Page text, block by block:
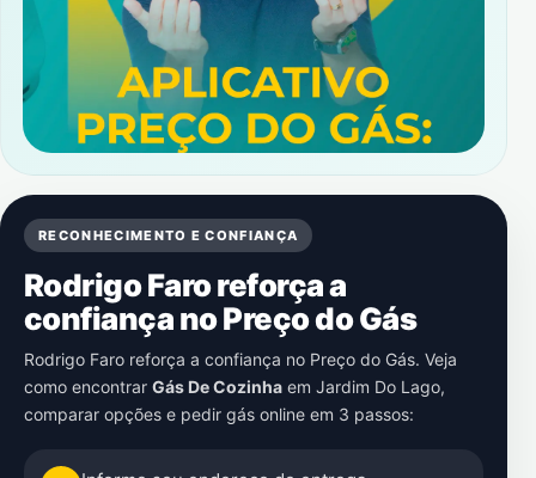
RECONHECIMENTO E CONFIANÇA
Rodrigo Faro reforça a
confiança no Preço do Gás
Rodrigo Faro reforça a confiança no Preço do Gás. Veja
como encontrar Gás De Cozinha em Jardim Do Lago,
comparar opções e pedir gás online em 3 passos: